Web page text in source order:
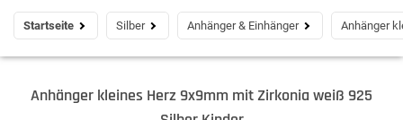
Startseite Silber Anhänger & Einhänger Anhänger
Anhänger kleines Herz 9x9mm mit Zirkonia weiß 925